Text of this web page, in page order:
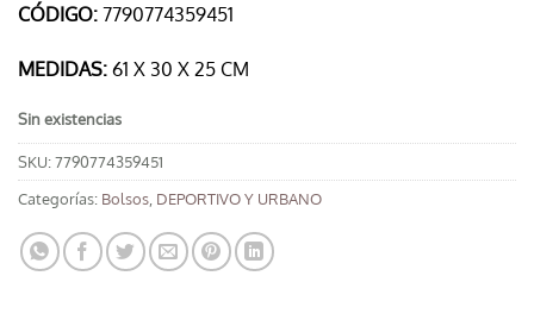
CÓDIGO: 7790774359451
MEDIDAS: 61 X 30 X 25 CM
Sin existencias
SKU:7790774359451
Categorías: Bolsos, DEPORTIVO Y URBANO